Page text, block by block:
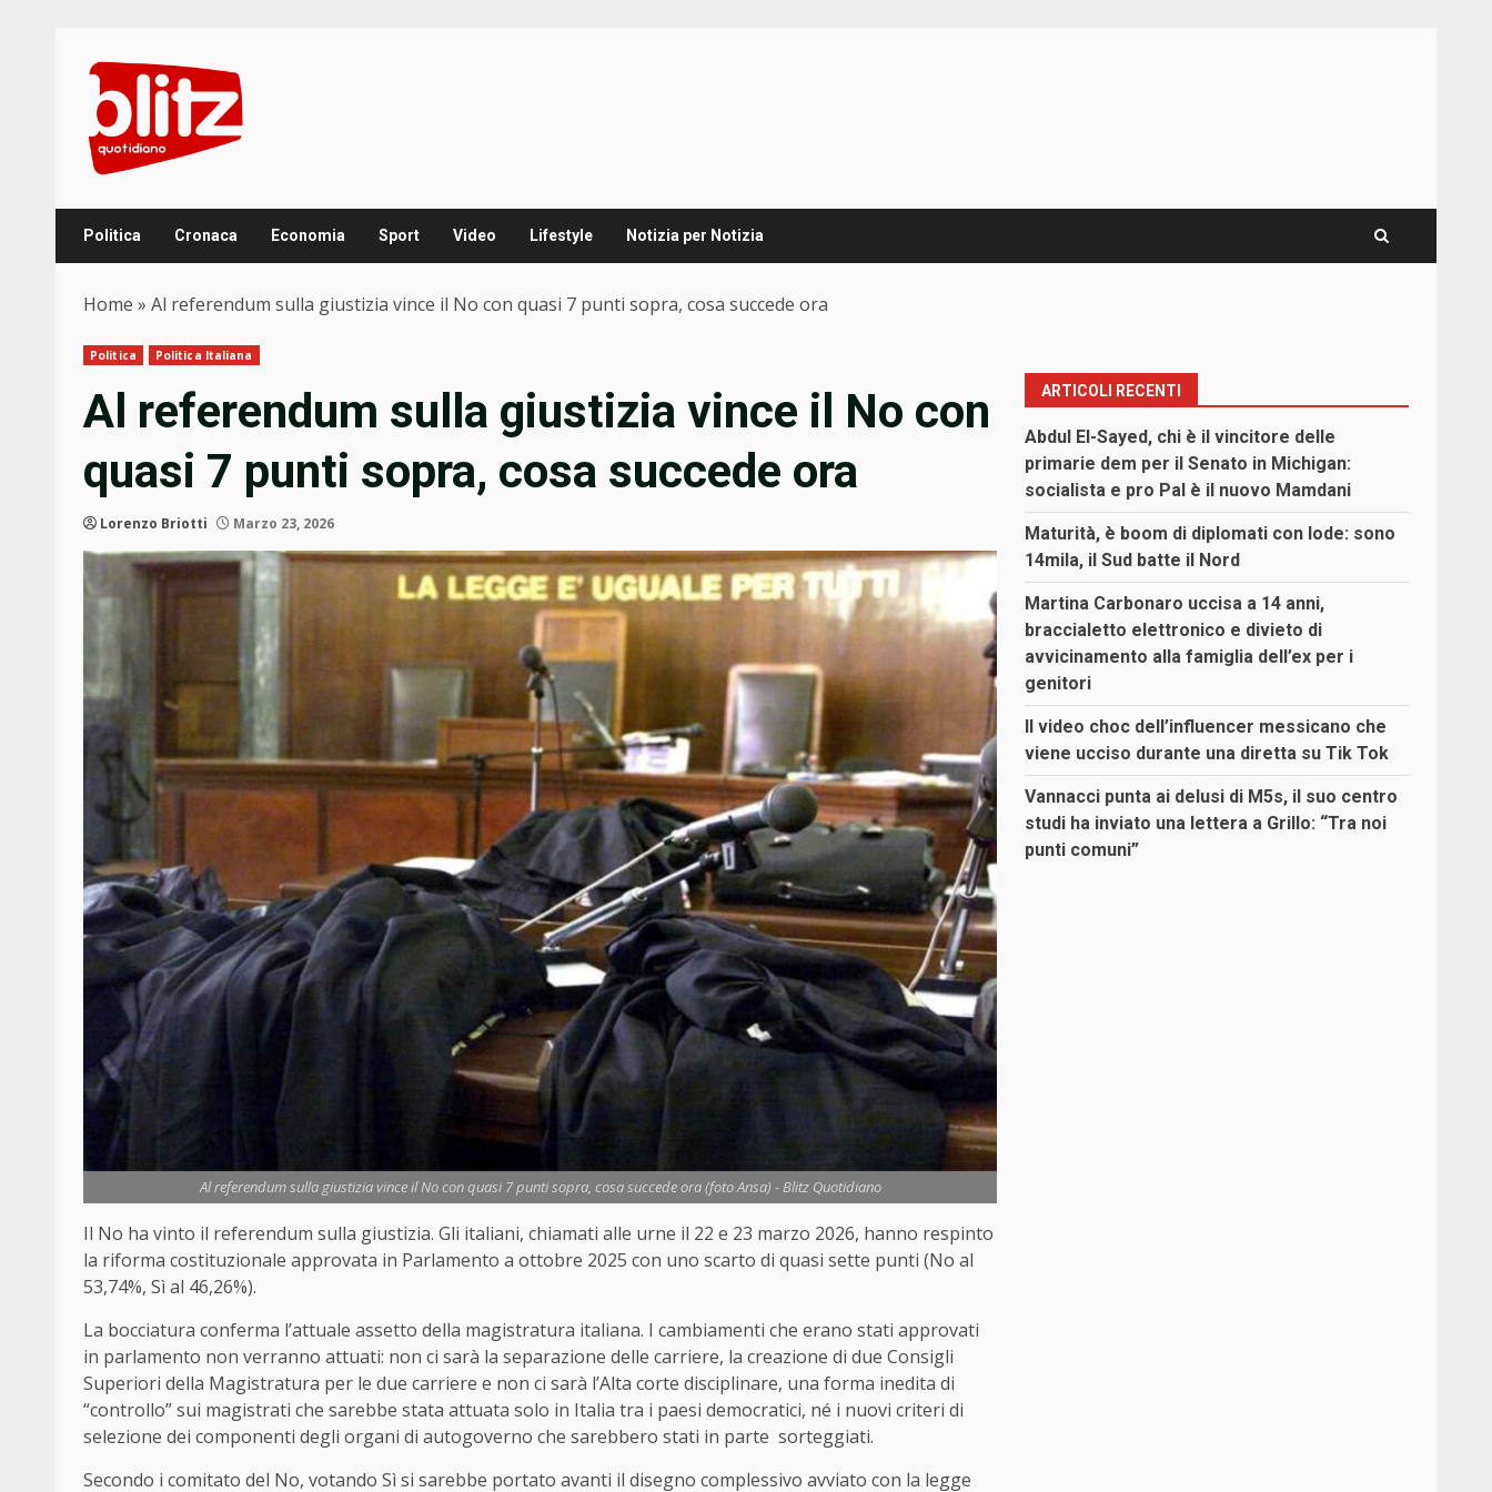
content
Politica Cronaca Economia Sport Video Lifestyle Notizia per Notizia
Home » Al referendum sulla giustizia vince il No con quasi 7 punti sopra, cosa succede ora
Politica Politica Italiana
Al referendum sulla giustizia vince il No con
quasi 7 punti sopra, cosa succede ora
Lorenzo Briotti Marzo 23, 2026
Al referendum sulla giustizia vince il No con quasi 7 punti sopra, cosa succede ora (foto Ansa) - Blitz Quotidiano
Il No ha vinto il referendum sulla giustizia. Gli italiani, chiamati alle urne il 22 e 23 marzo 2026, hanno respinto
la riforma costituzionale approvata in Parlamento a ottobre 2025 con uno scarto di quasi sette punti (No al
53,74%, Sì al 46,26%).
La bocciatura conferma l’attuale assetto della magistratura italiana. I cambiamenti che erano stati approvati
in parlamento non verranno attuati: non ci sarà la separazione delle carriere, la creazione di due Consigli
Superiori della Magistratura per le due carriere e non ci sarà l’Alta corte disciplinare, una forma inedita di
“controllo” sui magistrati che sarebbe stata attuata solo in Italia tra i paesi democratici, né i nuovi criteri di
selezione dei componenti degli organi di autogoverno che sarebbero stati in parte sorteggiati.
Secondo i comitato del No, votando Sì si sarebbe portato avanti il disegno complessivo avviato con la legge
ARTICOLI RECENTI
Abdul El-Sayed, chi è il vincitore delle
primarie dem per il Senato in Michigan:
socialista e pro Pal è il nuovo Mamdani
Maturità, è boom di diplomati con lode: sono
14mila, il Sud batte il Nord
Martina Carbonaro uccisa a 14 anni,
braccialetto elettronico e divieto di
avvicinamento alla famiglia dell’ex per i
genitori
Il video choc dell’influencer messicano che
viene ucciso durante una diretta su Tik Tok
Vannacci punta ai delusi di M5s, il suo centro
studi ha inviato una lettera a Grillo: “Tra noi
punti comuni”